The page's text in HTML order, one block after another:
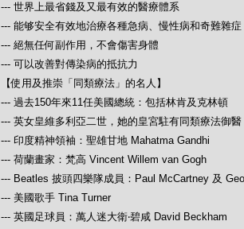
--- 世界上最省錢及又最有效的醫療體系
--- 能够安全有效地治療各種急病、慢性病和奇難雜症
--- 絕無任何副作用，不會傷害身體
--- 可以改善對傳染病的抵抗力
【使用及推崇「同類療法」的名人】
--- 過去150年來11任美國總統：包括林肯及克林頓
--- 英女皇維多利亞二世，她的皇宮駐有同類療法御醫
--- 印度精神領袖：聖雄甘地 Mahatma Gandhi
--- 荷蘭畫家：梵高 Vincent Willem van Gogh
--- Beatles 披頭四樂隊成員：Paul McCartney 及
--- 美國歌手 Tina Turner
--- 英國足球員：萬人迷大衛‧碧咸 David Beckham